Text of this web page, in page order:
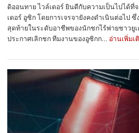
ดิออนทาย ไวล์เดอร์ ยินดีกับความเป็นไปได้ที่
เดอร์ อูซิก โดยการเจรจายังคงดำเนินต่อไป
สุดท้ายในระดับอาชีพของนักชกไร้พ่ายชาวยู
ประกาศเลิกชก ทีมงานของอูซิกก... อ่านเพิ่มเ